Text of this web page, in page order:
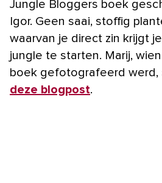
Jungle Bloggers boek
Igor. Geen saai, stoffig
waarvan je direct zin krijgt
jungle te starten. Marij,
boek gefotografeerd werd,
deze blogpost.